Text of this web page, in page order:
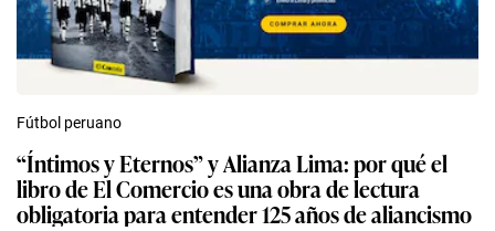
Fútbol peruano
“Íntimos y Eternos” y Alianza Lima: por qué el
libro de El Comercio es una obra de lectura
obligatoria para entender 125 años de aliancismo